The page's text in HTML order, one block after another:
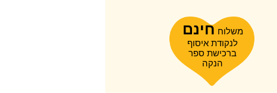
משלוח חינם
לנקודת איסוף
ברכישת ספר
הנקה